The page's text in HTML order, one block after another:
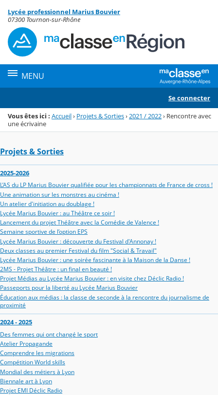
Menu de la rubrique
Contenu
Lycée professionnel Marius Bouvier
07300 Tournon-sur-Rhône
MENU
Se connecter
Vous êtes ici : Accueil› Projets & Sorties› 2021 / 2022› Rencontre avec
une écrivaine
Projets & Sorties
2025-2026
L’AS du LP Marius Bouvier qualifiée pour les championnats de France de cross !
Une animation sur les monstres au cinéma !
Un atelier d'initiation au doublage !
Lycée Marius Bouvier : au Théâtre ce soir !
Lancement du projet Théâtre avec la Comédie de Valence !
Semaine sportive de l’option EPS
Lycée Marius Bouvier : découverte du Festival d'Annonay !
Deux classes au premier Festival du film "Social & Travail"
Lycée Marius Bouvier : une soirée fascinante à la Maison de la Danse !
2MS - Projet Théâtre : un final en beauté !
Projet Médias au Lycée Marius Bouvier : en visite chez Déclic Radio !
Passeports pour la liberté au Lycée Marius Bouvier
Éducation aux médias : la classe de seconde à la rencontre du journalisme de
proximité
2024 - 2025
Des femmes qui ont changé le sport
Atelier Propagande
Comprendre les migrations
Compétition World skills
Mondial des métiers à Lyon
Biennale art à Lyon
Projet EMI Déclic Radio